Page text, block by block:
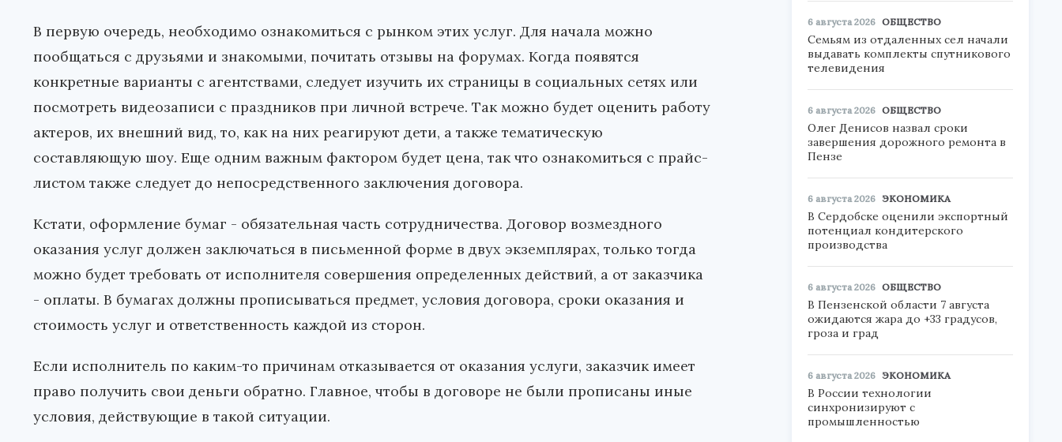
В первую очередь, необходимо ознакомиться с рынком этих услуг. Для начала можно
пообщаться с друзьями и знакомыми, почитать отзывы на форумах. Когда появятся
конкретные варианты с агентствами, следует изучить их страницы в социальных сетях или
посмотреть видеозаписи с праздников при личной встрече. Так можно будет оценить работу
актеров, их внешний вид, то, как на них реагируют дети, а также тематическую
составляющую шоу. Еще одним важным фактором будет цена, так что ознакомиться с прайс-
листом также следует до непосредственного заключения договора.
Кстати, оформление бумаг - обязательная часть сотрудничества. Договор возмездного
оказания услуг должен заключаться в письменной форме в двух экземплярах, только тогда
можно будет требовать от исполнителя совершения определенных действий, а от заказчика
- оплаты. В бумагах должны прописываться предмет, условия договора, сроки оказания и
стоимость услуг и ответственность каждой из сторон.
Если исполнитель по каким-то причинам отказывается от оказания услуги, заказчик имеет
право получить свои деньги обратно. Главное, чтобы в договоре не были прописаны иные
условия, действующие в такой ситуации.
6 августа 2026 ОБЩЕСТВО
Семьям из отдаленных сел начали
выдавать комплекты спутникового
телевидения
6 августа 2026 ОБЩЕСТВО
Олег Денисов назвал сроки
завершения дорожного ремонта в
Пензе
6 августа 2026 ЭКОНОМИКА
В Сердобске оценили экспортный
потенциал кондитерского
производства
6 августа 2026 ОБЩЕСТВО
В Пензенской области 7 августа
ожидаются жара до +33 градусов,
гроза и град
6 августа 2026 ЭКОНОМИКА
В России технологии
синхронизируют с
промышленностью